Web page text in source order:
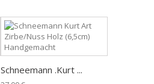
Schneemann .Kurt ...